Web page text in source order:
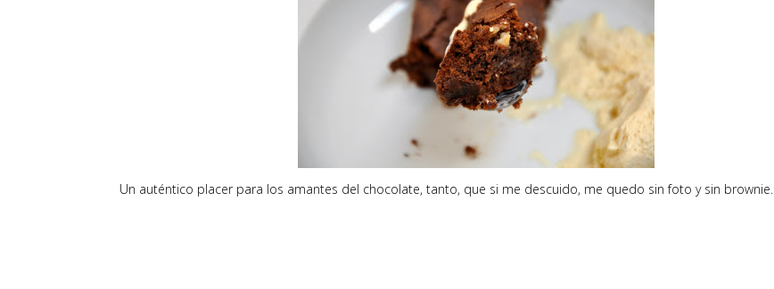
Un auténtico placer para los amantes del chocolate, tanto, que si me descuido, me quedo sin foto y sin brownie.